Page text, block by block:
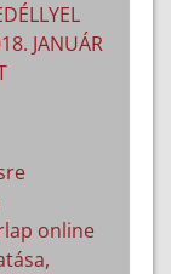
JANUÁR
online